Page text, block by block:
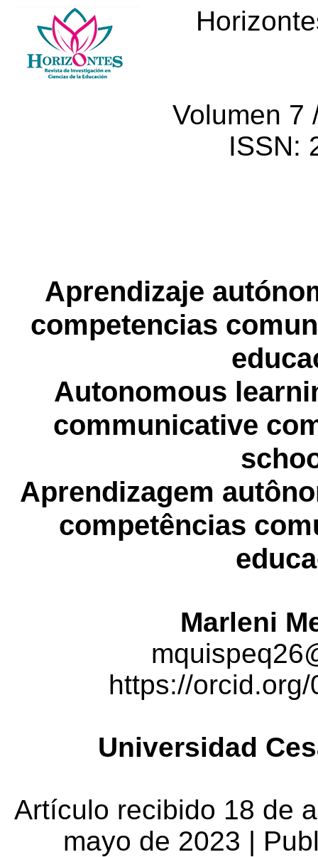
Volumen 7
ISSN:
Aprendizaje
competencias
Autonomous
communicative
Aprendizagem
competências
Marleni
https://
Universidad
Artículo recibido 18 de
mayo de 2023 |